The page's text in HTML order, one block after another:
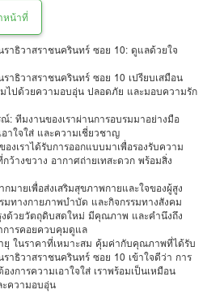
หน้าที่
าธิวาสราชนครินทร์ ซอย 10: ดูแลด้วยใจ
าธิวาสราชนครินทร์ ซอย 10 เปรียบเสมือน
ไปด้วยความอบอุ่น ปลอดภัย และมอบความรัก
ทีมงานของเราผ่านการอบรมมาอย่างมือ
าใจใส่ และความเชี่ยวชาญ
เราได้รับการออกแบบมาเพื่อรองรับความ
ว้างขวาง อากาศถ่ายเทสะดวก พร้อมสิ่ง
มายเพื่อส่งเสริมสุขภาพกายและใจของผู้สูง
มทางกายภาพบำบัด และกิจกรรมทางสังคม
งด้วยวัตถุดิบสดใหม่ มีคุณภาพ และคำนึงถึง
การคอยควบคุมดูแล
ยุ ในราคาที่เหมาะสม คุ้มค่ากับคุณภาพที่ได้รับ
าธิวาสราชนครินทร์ ซอย 10 เข้าใจดีว่า การ
การความเอาใจใส่ เราพร้อมเป็นเหมือน
ความอบอุ่น